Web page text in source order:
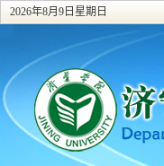
2026年8月9日星期日